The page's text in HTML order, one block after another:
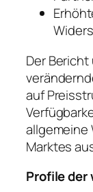
Der
auf
Marktes
Profile